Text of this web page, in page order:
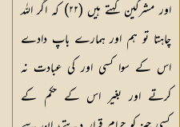
لبیان القرآن - محمد
لقمان سلفی
اور مشرکین کہتے ہیں (٢٢) کہ اگر اللہ
چاہتا تو ہم اور ہمارے باپ دادے
اس کے سوا کسی اور کی عبادت نہ
کرتے اور بغیر اس کے حکم کے